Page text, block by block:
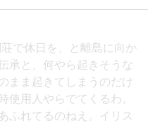
で休日を、と離島に向か
承と、何やら起きそうな
まま起きてしまうのだけ
使用人やらでてくるわ。
ふれてるのねえ。イリス